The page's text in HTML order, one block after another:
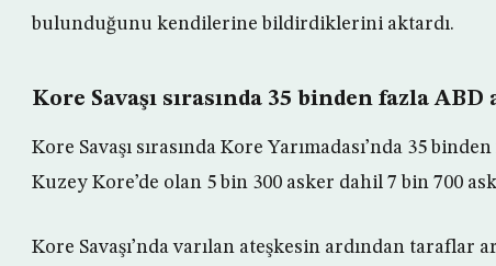
bulunduğunu kendilerine bildirdiklerini aktardı.
Kore Savaşı sırasında 35 binden fazla
Kore Savaşı sırasında Kore Yarımadası’nda 35
Kuzey Kore’de olan 5 bin 300 asker dahil 7 bin 700
Kore Savaşı’nda varılan ateşkesin ardından taraflar